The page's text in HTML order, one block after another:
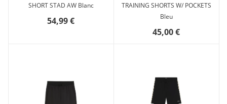
SHORT STAD AW Blanc
54,99 €
TRAINING SHORTS W/ POCKETS
Bleu
45,00 €